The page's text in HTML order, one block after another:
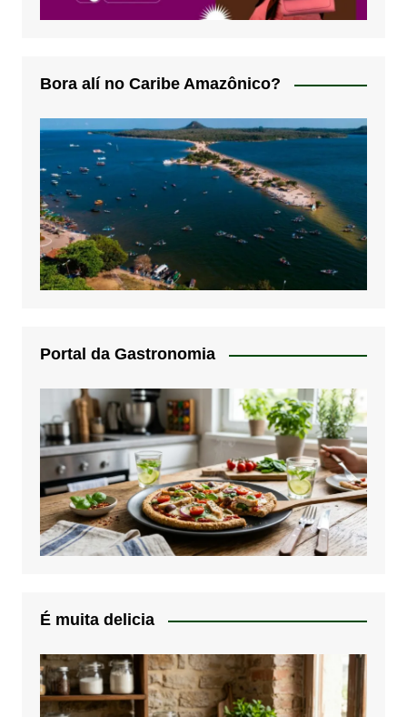
Bora alí no Caribe Amazônico?
Portal da Gastronomia
É muita delicia